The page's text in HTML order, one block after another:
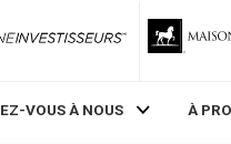
ZoneInvestisseurs RLP
VOUS À NOUS À